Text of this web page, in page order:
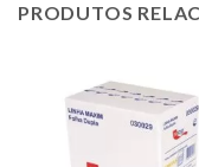
PRODUTOS